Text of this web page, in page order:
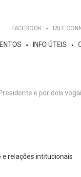
FACEBOOK FALE
INFO ÚTEIS
e por dois
relações intitucionais